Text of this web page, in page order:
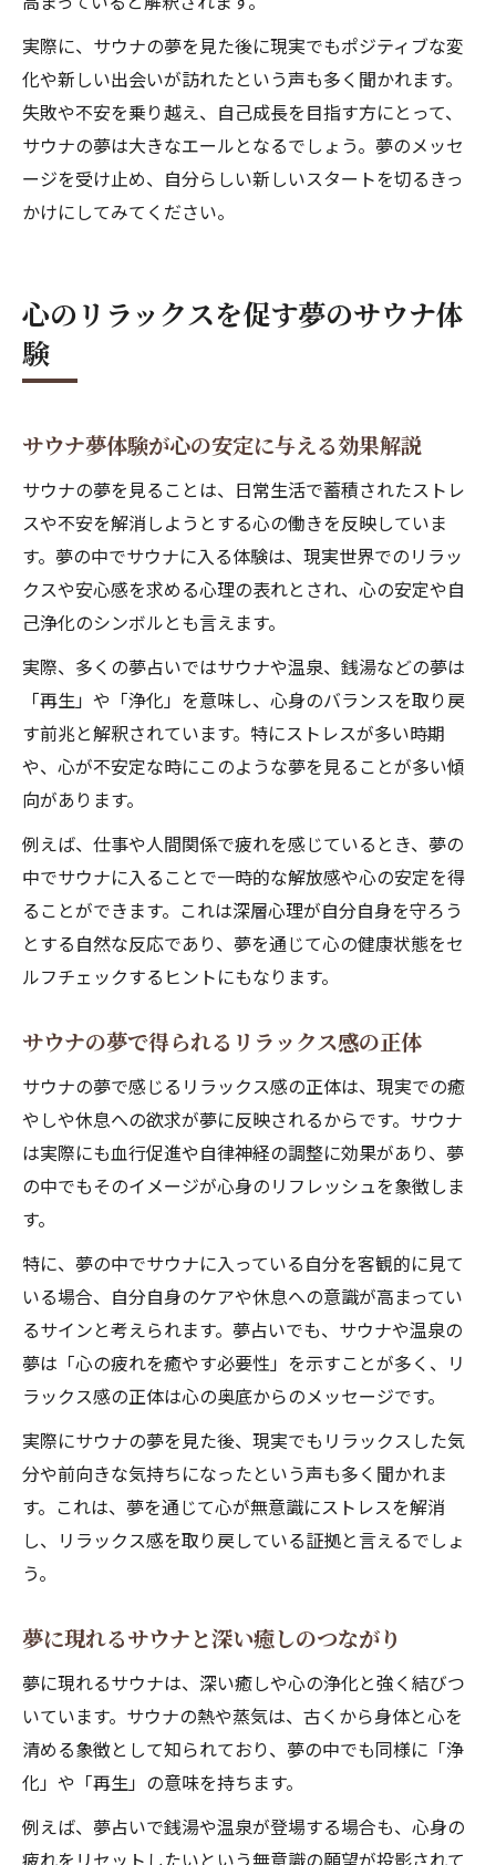
実際に、サウナの夢を見た後に現実でもポジティブな変
化や新しい出会いが訪れたという声も多く聞かれます。
失敗や不安を乗り越え、自己成長を目指す方にとって、
サウナの夢は大きなエールとなるでしょう。夢のメッセ
ージを受け止め、自分らしい新しいスタートを切るきっ
かけにしてみてください。
心のリラックスを促す夢のサウナ体
験
サウナ夢体験が心の安定に与える効果解説
サウナの夢を見ることは、日常生活で蓄積されたストレ
スや不安を解消しようとする心の働きを反映していま
す。夢の中でサウナに入る体験は、現実世界でのリラッ
クスや安心感を求める心理の表れとされ、心の安定や自
己浄化のシンボルとも言えます。
実際、多くの夢占いではサウナや温泉、銭湯などの夢は
「再生」や「浄化」を意味し、心身のバランスを取り戻
す前兆と解釈されています。特にストレスが多い時期
や、心が不安定な時にこのような夢を見ることが多い傾
向があります。
例えば、仕事や人間関係で疲れを感じているとき、夢の
中でサウナに入ることで一時的な解放感や心の安定を得
ることができます。これは深層心理が自分自身を守ろう
とする自然な反応であり、夢を通じて心の健康状態をセ
ルフチェックするヒントにもなります。
サウナの夢で得られるリラックス感の正体
サウナの夢で感じるリラックス感の正体は、現実での癒
やしや休息への欲求が夢に反映されるからです。サウナ
は実際にも血行促進や自律神経の調整に効果があり、夢
の中でもそのイメージが心身のリフレッシュを象徴しま
す。
特に、夢の中でサウナに入っている自分を客観的に見て
いる場合、自分自身のケアや休息への意識が高まってい
るサインと考えられます。夢占いでも、サウナや温泉の
夢は「心の疲れを癒やす必要性」を示すことが多く、リ
ラックス感の正体は心の奥底からのメッセージです。
実際にサウナの夢を見た後、現実でもリラックスした気
分や前向きな気持ちになったという声も多く聞かれま
す。これは、夢を通じて心が無意識にストレスを解消
し、リラックス感を取り戻している証拠と言えるでしょ
う。
夢に現れるサウナと深い癒しのつながり
夢に現れるサウナは、深い癒しや心の浄化と強く結びつ
いています。サウナの熱や蒸気は、古くから身体と心を
清める象徴として知られており、夢の中でも同様に「浄
化」や「再生」の意味を持ちます。
例えば、夢占いで銭湯や温泉が登場する場合も、心身の
疲れをリセットしたいという無意識の願望が投影されて